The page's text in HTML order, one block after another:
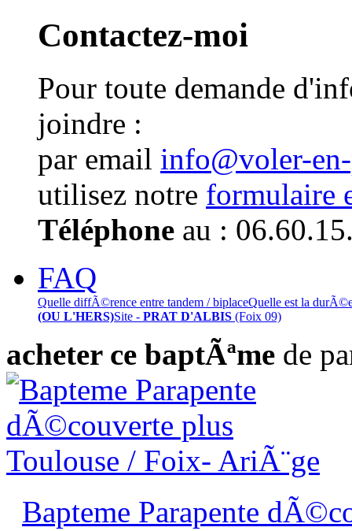
Contactez-moi
Pour toute demande
joindre :
par email info@voler-
utilisez notre formulaire
Téléphone au :
FAQ
Quelle diffÃ©rence entre tandem / biplaceQuelle est la
(OU L'HERS)Site - PRAT D'ALBIS (Foix 09)
acheter ce baptÃªme de
Bapteme Parapente